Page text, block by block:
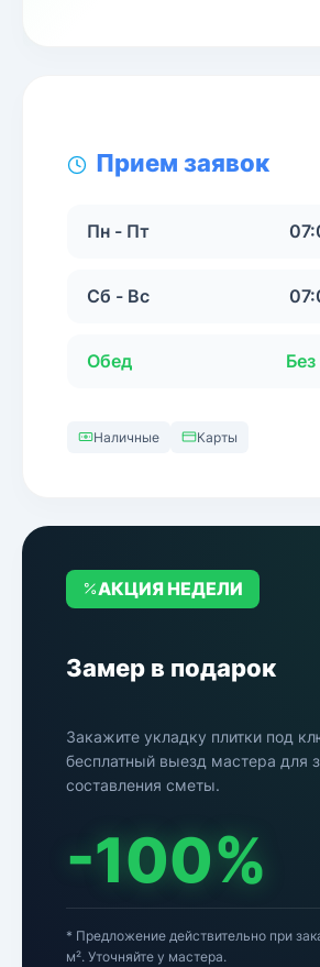
Прием заявок
Пн - Пт
Сб - Вс
Обед
Наличные Карты
АКЦИЯ НЕДЕЛИ
Замер в подарок
Закажите укладку плитки под
бесплатный выезд мастера для
составления сметы.
-100%
* Предложение действительно при
м². Уточняйте у мастера.